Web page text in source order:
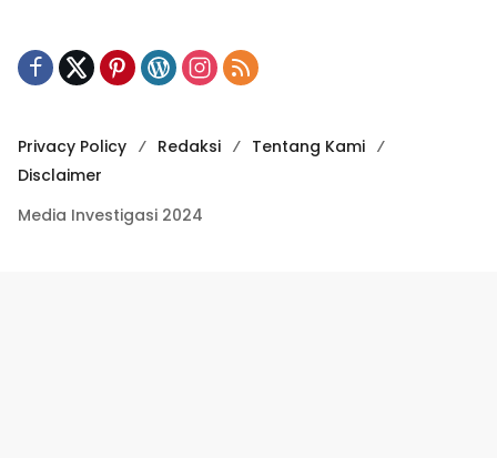
Privacy Policy Redaksi
Tentang Kami
Disclaimer
Media Investigasi 2024